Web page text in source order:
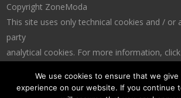
Copyright ZoneModa
This site uses only technical cookies and / or
party
analytical cookies. For more information,
We use cookies to ensure that we
experience on our website. If you continue